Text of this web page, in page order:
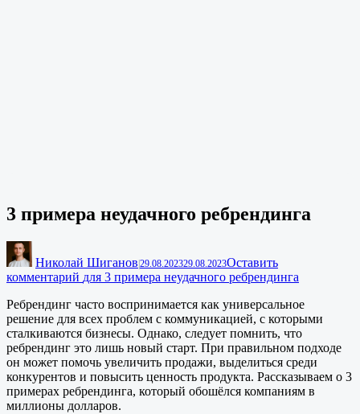
3 примера неудачного ребрендинга
Николай Шиганов 29.08.202329.08.2023Оставить
комментарий для 3 примера неудачного ребрендинга
Ребрендинг часто воспринимается как универсальное
решение для всех проблем с коммуникацией, с которыми
сталкиваются бизнесы. Однако, следует помнить, что
ребрендинг это лишь новый старт. При правильном подходе
он может помочь увеличить продажи, выделиться среди
конкурентов и повысить ценность продукта. Рассказываем о 3
примерах ребрендинга, который обошёлся компаниям в
миллионы долларов.